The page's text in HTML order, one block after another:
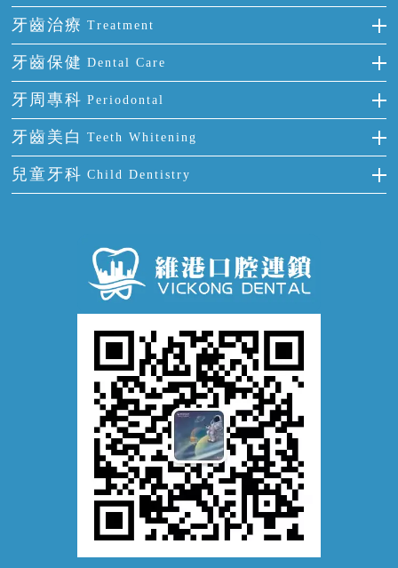
門牙缺失
多顆牙缺失
半口缺失
全口缺失
前牙反頜
牙齒擁擠
牙齒前突
牙齒稀疏
全瓷牙
烤瓷牙
氟斑牙
四環素牙
活動假牙
牙貼面
牙齒治療 Treatment
補牙
智齒
根管治療
拔牙
牙痛
牙齒保健 Dental Care
正確刷牙
全國愛牙日
預防牙病
牙科通識
牙周專科 Periodontal
牙周炎
牙齦出血
牙齦炎
牙齦萎縮
牙齒美白 Teeth Whitening
冷光美白
兒童牙科 Child Dentistry